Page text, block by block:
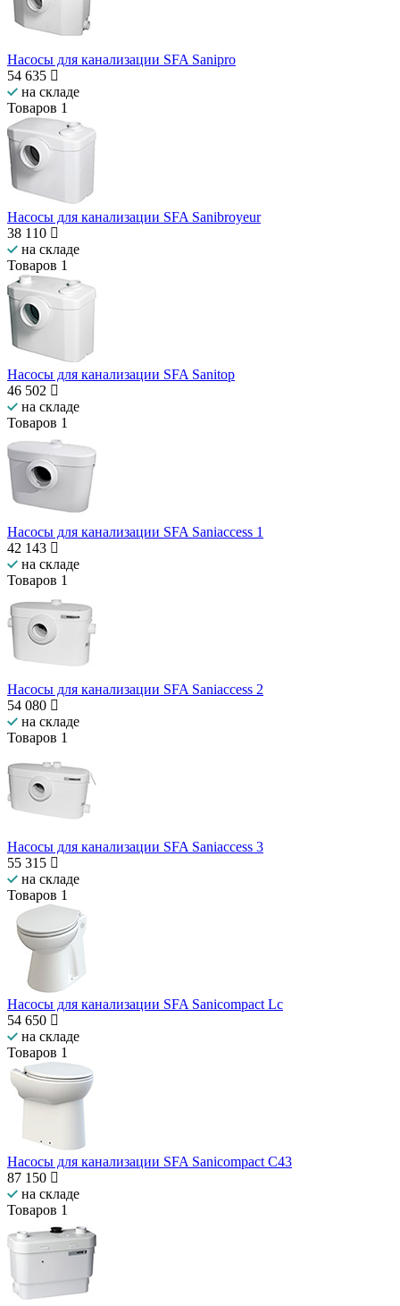
Насосы для канализации SFA Sanipro
54 635
на складе
Товаров 1
Насосы для канализации SFA Sanibroyeur
38 110
на складе
Товаров 1
Насосы для канализации SFA Sanitop
46 502
на складе
Товаров 1
Насосы для канализации SFA Saniaccess 1
42 143
на складе
Товаров 1
Насосы для канализации SFA Saniaccess 2
54 080
на складе
Товаров 1
Насосы для канализации SFA Saniaccess 3
55 315
на складе
Товаров 1
Насосы для канализации SFA Sanicompact Lc
54 650
на складе
Товаров 1
Насосы для канализации SFA Sanicompact C43
87 150
на складе
Товаров 1